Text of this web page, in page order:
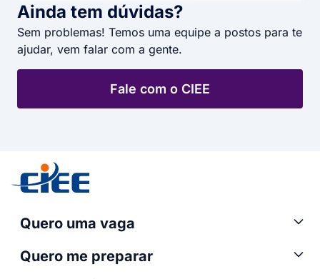
Ainda tem dúvidas?
Sem problemas! Temos uma equipe a postos para te
ajudar, vem falar com a gente.
Fale com o CIEE
Quero uma vaga
Quero me preparar